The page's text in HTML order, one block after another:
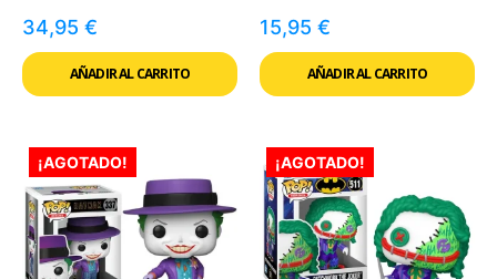
PELÍCULA FLASH
34,95 €
AÑADIR AL CARRITO
BATMAN RETURNS
15,95 €
AÑADIR AL CARRITO
¡AGOTADO! ¡AGOTADO!